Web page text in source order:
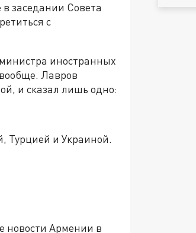
заседании Совета
с
иностранных
Лавров
и сказал лишь одно:
Турцией и Украиной.
новости Армении в